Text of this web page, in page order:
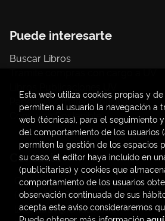
Puede interesarte
Buscar Libros
Papelería / material oficina
Consumo Sostenible
Contacto
C/ Amadeo de Saboya, 4
(+34) 963828968
latendauv@fundacio.es
Esta web utiliza cookies propias y
permiten al usuario la navegación a
web (técnicas), para el seguimiento
del comportamiento de los usuarios
permiten la gestión de los espacios
su caso, el editor haya incluido en
(publicitarias) y cookies que
comportamiento de los usuarios
observación continuada de sus
acepta este aviso consideraremos